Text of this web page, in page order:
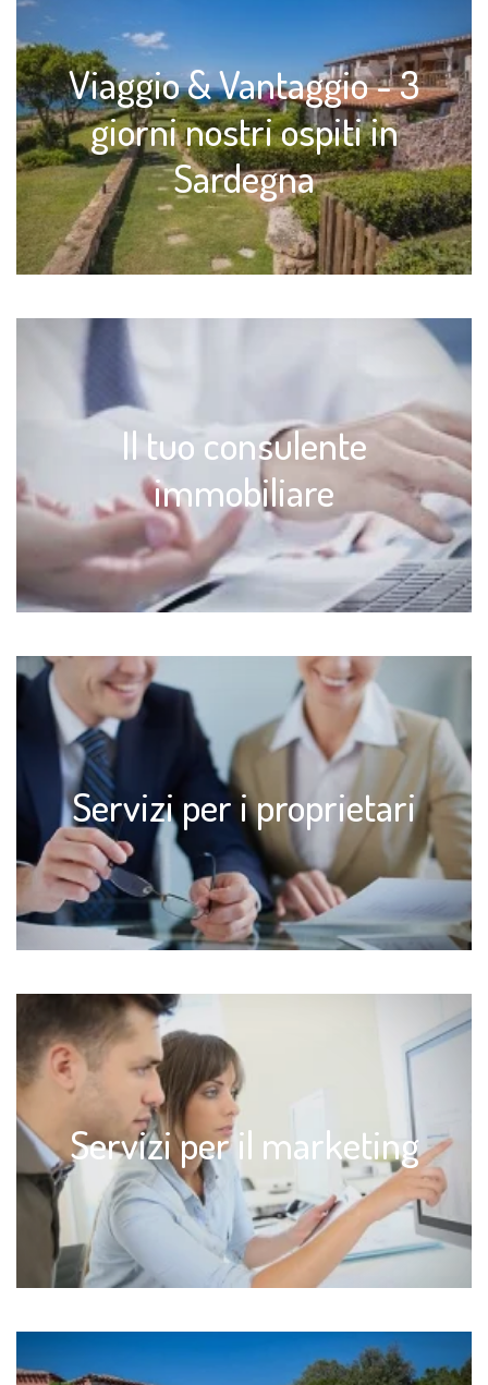
Viaggio & Vantaggio - 3
giorni nostri ospiti in
Sardegna
Il tuo consulente
immobiliare
Servizi per i proprietari
Servizi per il marketing